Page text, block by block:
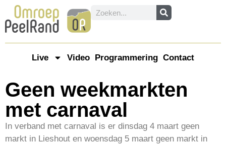
Live Video Programmering Contact
Geen weekmarkten
met carnaval
In verband met carnaval is er dinsdag 4 maart geen
markt in Lieshout en woensdag 5 maart geen markt in